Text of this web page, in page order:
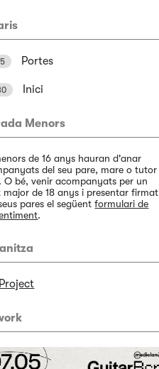
Portes
Inici
Menors
de 16 anys hauran d'anar
del seu pare, mare o tutor
O bé, venir acompanyats per un
major de 18 anys i presentar firmat
pares el següentformulari de
.